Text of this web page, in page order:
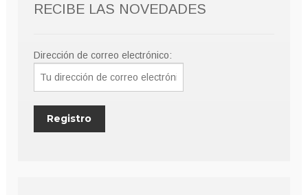
RECIBE LAS NOVEDADES
Dirección de correo electrónico: